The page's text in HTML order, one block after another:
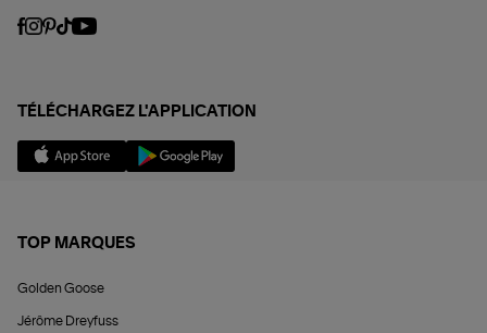
TÉLÉCHARGEZ L'APPLICATION
TOP MARQUES
Golden Goose
Jérôme Dreyfuss